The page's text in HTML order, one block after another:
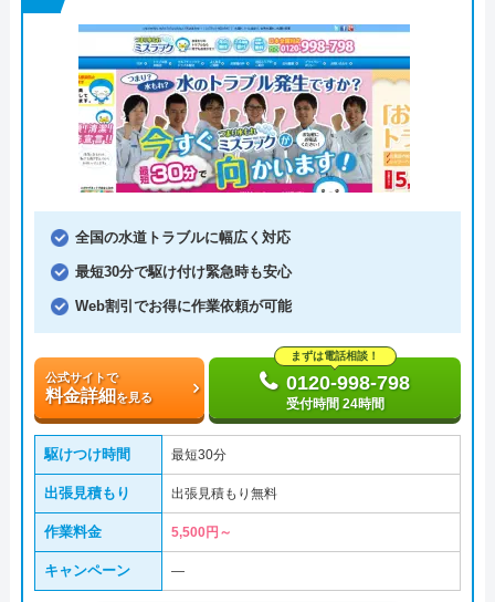
全国の水道トラブルに幅広く対応
最短30分で駆け付け緊急時も安心
Web割引でお得に作業依頼が可能
公式サイトで
料金詳細を見る
まずは電話相談！
0120-998-798
受付時間 24時間
駆けつけ時間 最短30分
出張見積もり 出張見積もり無料
作業料金 5,500円～
キャンペーン ―